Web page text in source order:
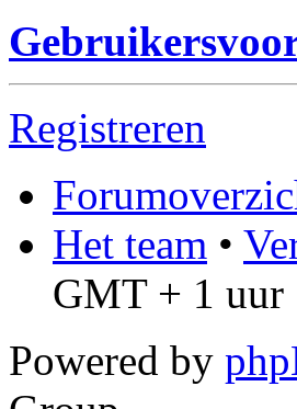
Registreren
Het team •
GMT + 1 uur
Powered by